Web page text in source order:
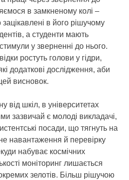
в замкненому колі –
в його рішучому
а студенти мають
у зверненні до нього.
ростуть голови у гідри,
додаткові дослідження, аби
висновок.
від шкіл, в університетах
зазвичай є молоді викладачі,
посади, що тягнуть на
навантаження й перевірку
набуває космічних
моніторинг лишається
зелотів. Більш рішучою